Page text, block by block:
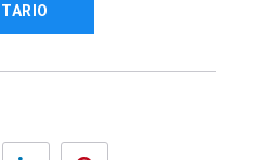
Google+ LinkedIn